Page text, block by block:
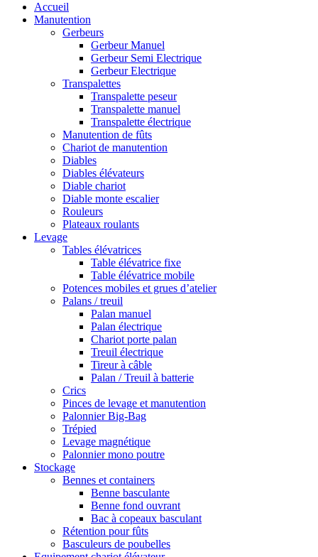
Accueil
Manutention
Gerbeurs
Gerbeur Manuel
Gerbeur Semi Electrique
Gerbeur Electrique
Transpalettes
Transpalette peseur
Transpalette manuel
Transpalette électrique
Manutention de fûts
Chariot de manutention
Diables
Diables élévateurs
Diable chariot
Diable monte escalier
Rouleurs
Plateaux roulants
Levage
Tables élévatrices
Table élévatrice fixe
Table élévatrice mobile
Potences mobiles et grues d’atelier
Palans / treuil
Palan manuel
Palan électrique
Chariot porte palan
Treuil électrique
Tireur à câble
Palan / Treuil à batterie
Crics
Pinces de levage et manutention
Palonnier Big-Bag
Trépied
Levage magnétique
Palonnier mono poutre
Stockage
Bennes et containers
Benne basculante
Benne fond ouvrant
Bac à copeaux basculant
Rétention pour fûts
Basculeurs de poubelles